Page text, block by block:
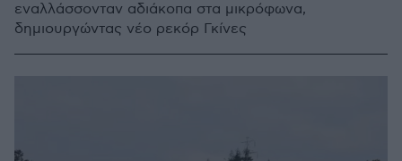
εναλλάσσονταν αδιάκοπα στα μικρόφωνα,
δημιουργώντας νέο ρεκόρ Γκίνες